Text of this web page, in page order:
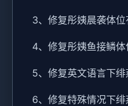
3、修复彤姨晨袭体
4、修复彤姨鱼接鳞
5、修复英文语言下
6、修复特殊情况下